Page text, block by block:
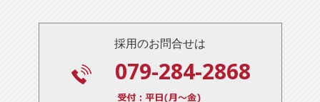
採用のお問合せは
079-284-2868